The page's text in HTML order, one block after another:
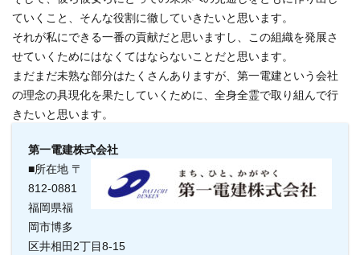
ていくこと、そんな役割に徹していきたいと思います。
それが私にできる一番の貢献だと思いますし、この組織を発展さ
せていくためにはなくてはならないことだと思います。
まだまだ未熟な部分はたくさんありますが、第一電建という会社
の理念の具現化を果たしていくために、全身全霊で取り組んで行
きたいと思います。
第一電建株式会社
■所在地 〒
812-0881
福岡県福
岡市博多
区井相田2丁目8-15